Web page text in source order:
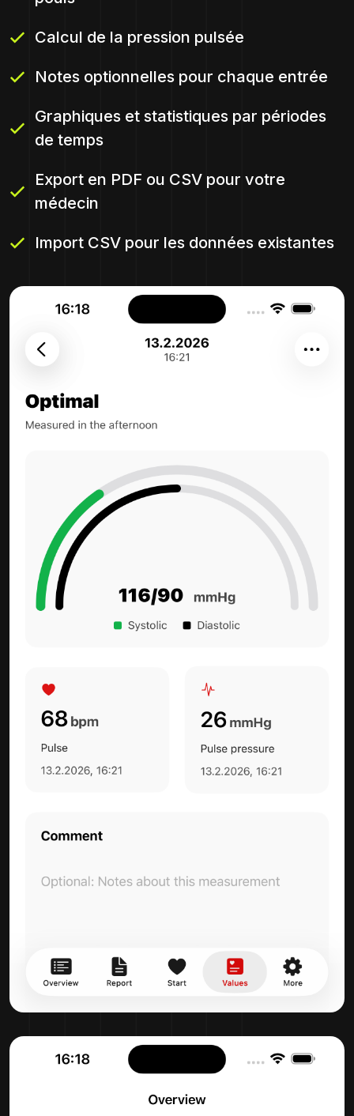
Calcul de la pression pulsée
Notes optionnelles pour chaque entrée
Graphiques et statistiques par périodes
de temps
Export en PDF ou CSV pour votre
médecin
Import CSV pour les données existantes